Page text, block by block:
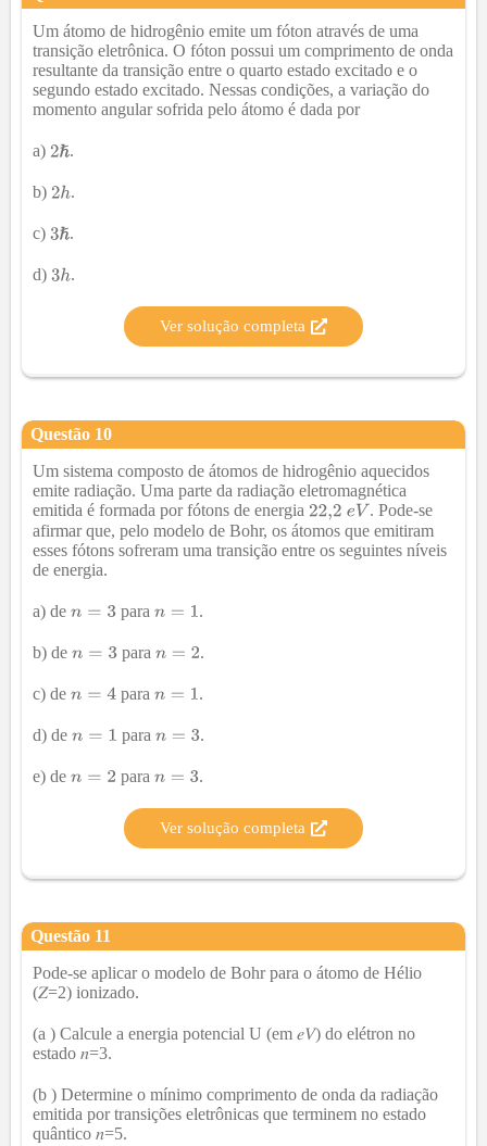
Um átomo de hidrogênio emite um fóton através de uma
transição eletrônica. O fóton possui um comprimento de onda
resultante da transição entre o quarto estado excitado e o
segundo estado excitado. Nessas condições, a variação do
momento angular sofrida pelo átomo é dada por
a) .
b) .
c) .
d) .
Ver solução completa
Questão 10
Um sistema composto de átomos de hidrogênio aquecidos
emite radiação. Uma parte da radiação eletromagnética
emitida é formada por fótons de energia
. Pode-se
afirmar que, pelo modelo de Bohr, os átomos que emitiram
esses fótons sofreram uma transição entre os seguintes níveis
de energia.
a) de para .
b) de para .
c) de para .
d) de para .
e) de para .
Ver solução completa
Questão 11
Pode-se aplicar o modelo de Bohr para o átomo de Hélio
(𝑍=2) ionizado.
(a ) Calcule a energia potencial U (em 𝑒𝑉) do elétron no
estado 𝑛=3.
(b ) Determine o mínimo comprimento de onda da radiação
emitida por transições eletrônicas que terminem no estado
quântico 𝑛=5.